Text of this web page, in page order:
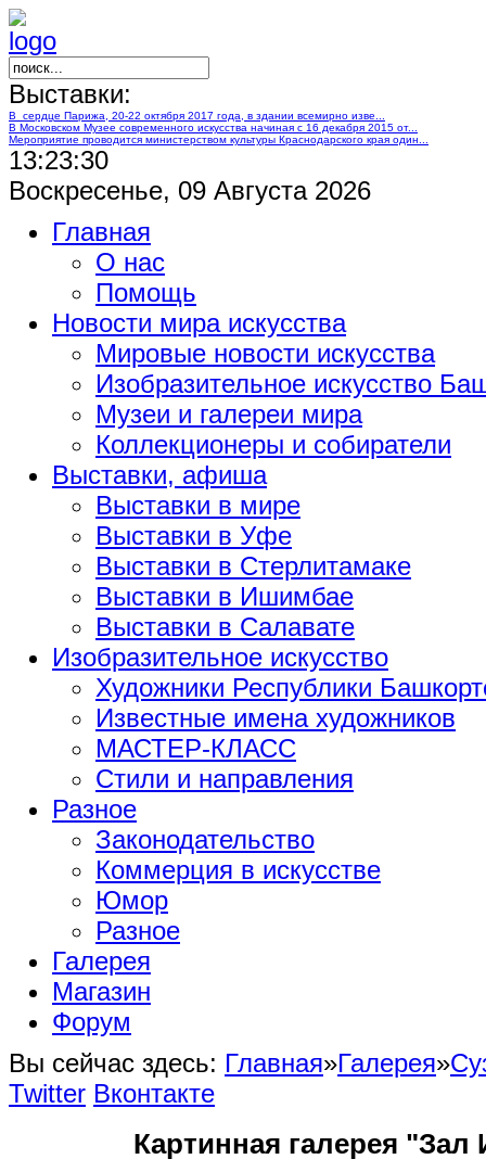
Выставки:
В сердце Парижа, 20-22 октября 2017 года, в здании всемирно изве...
В Московском Музее современного искусства начиная с 16 декабря 2015 от...
Мероприятие проводится министерством культуры Краснодарского края один...
13:23:31
Воскресенье, 09 Августа 2026
Главная
О нас
Помощь
Новости мира искусства
Мировые новости искусства
Изобразительное искусство
Музеи и галереи мира
Коллекционеры и собиратели
Выставки, афиша
Выставки в мире
Выставки в Уфе
Выставки в Стерлитамаке
Выставки в Ишимбае
Выставки в Салавате
Изобразительное искусство
Художники Республики
Известные имена художников
МАСТЕР-КЛАСС
Стили и направления
Разное
Законодательство
Коммерция в искусстве
Юмор
Разное
Галерея
Магазин
Форум
Вы сейчас здесь: Главная»Галерея»
Twitter Вконтакте
Картинная галерея "Зал